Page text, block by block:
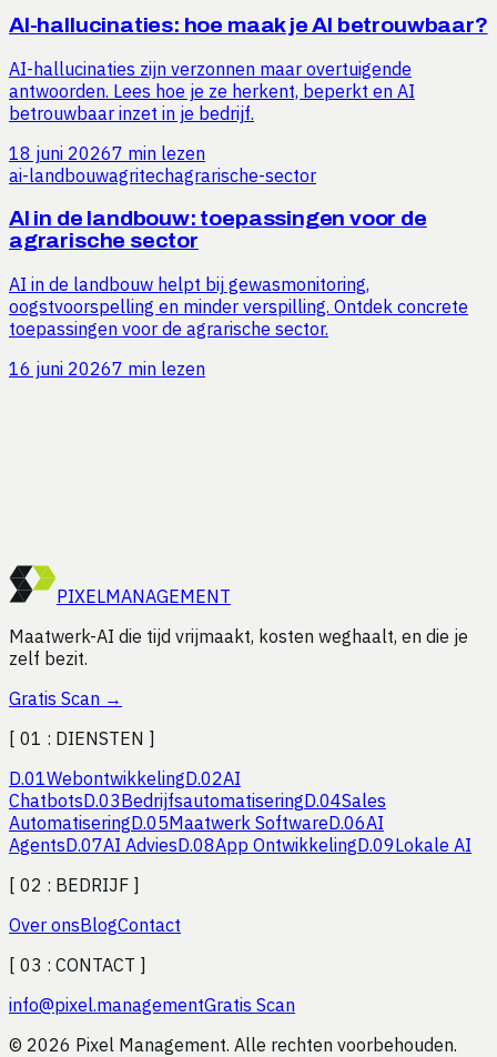
AI-hallucinaties: hoe maak je AI betrouwbaar?
AI-hallucinaties zijn verzonnen maar overtuigende
antwoorden. Lees hoe je ze herkent, beperkt en AI
betrouwbaar inzet in je bedrijf.
18 juni 20267 min lezen
ai-landbouwagritechagrarische-sector
AI in de landbouw: toepassingen voor de
agrarische sector
AI in de landbouw helpt bij gewasmonitoring,
oogstvoorspelling en minder verspilling. Ontdek concrete
toepassingen voor de agrarische sector.
16 juni 20267 min lezen
Start Gratis Scan
PIXELMANAGEMENT
Maatwerk-AI die tijd vrijmaakt, kosten weghaalt, en die je
zelf bezit.
Gratis Scan →
[ 01 : DIENSTEN ]
D.01WebontwikkelingD.02AI
ChatbotsD.03BedrijfsautomatiseringD.04Sales
AutomatiseringD.05Maatwerk SoftwareD.06AI
AgentsD.07AI AdviesD.08App OntwikkelingD.09Lokale AI
[ 02 : BEDRIJF ]
Over onsBlogContact
[ 03 : CONTACT ]
info@pixel.managementGratis Scan
© 2026 Pixel Management. Alle rechten voorbehouden.